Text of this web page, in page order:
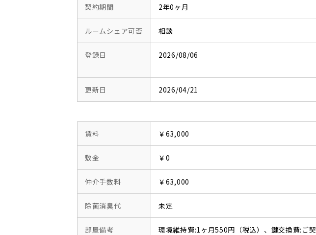
契約期間 2年0ヶ月
ルームシェア可否 相談
登録日 2026/08/06
更新日 2026/04/21
賃料 ￥63,000
敷金 ￥0
仲介手数料 ￥63,000
除菌消臭代 未定
部屋備考
環境維持費:1ヶ月550円（税込）、鍵交換費:ご契